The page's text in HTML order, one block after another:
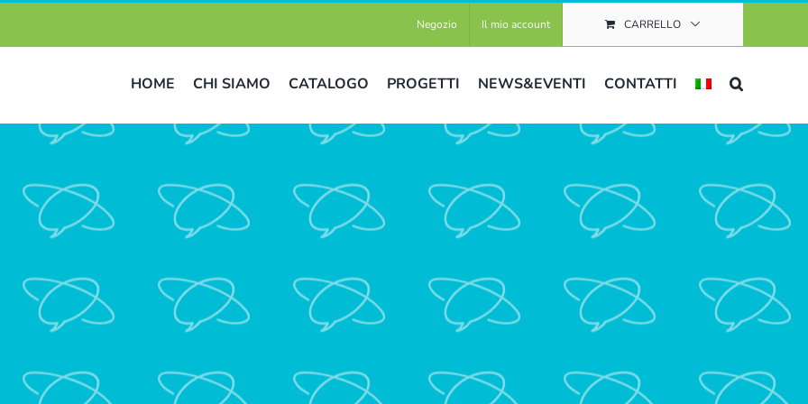
Negozio Il mio account CARRELLO
HOME CHI SIAMO CATALOGO PROGETTI NEWS&EVENTI CONTATTI